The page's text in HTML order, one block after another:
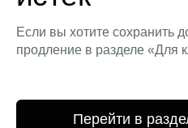
Если вы хотите сохранить
продление в разделе «Для
Перейти в